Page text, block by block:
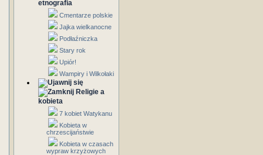
etnografia
Cmentarze polskie
Jajka wielkanocne
Podłaźniczka
Stary rok
Upiór!
Wampiry i Wilkołaki
Religie a
kobieta
7 kobiet Watykanu
Kobieta w
chrzescijaństwie
Kobieta w czasach
wypraw krzyżowych